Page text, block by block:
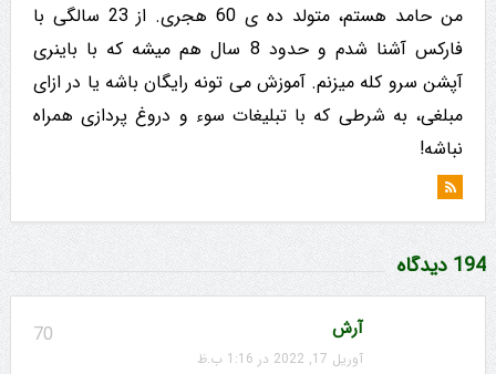
من حامد هستم، متولد ده ی 60 هجری. از 23 سالگی با
فارکس آشنا شدم و حدود 8 سال هم میشه که با باینری
آپشن سرو کله میزنم. آموزش می تونه رایگان باشه یا در ازای
مبلغی، به شرطی که با تبلیغات سوء و دروغ پردازی همراه
نباشه!
194 دیدگاه
70 آرش
آوریل 17, 2022 در 1:16 ب.ظ